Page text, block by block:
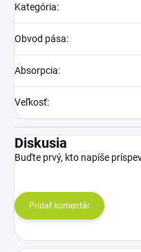
Kategória:
Obvod pása:
Absorpcia:
Veľkosť:
Diskusia
Buďte prvý, kto napíše
Pridať komentár